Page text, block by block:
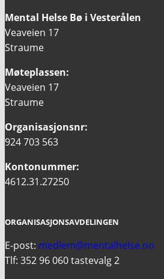
Mental Helse Bø i Vesterålen
Veaveien 17
Straume
Møteplassen:
Veaveien 17
Straume
Organisasjonsnr:
924 703 563
Kontonummer:
4612.31.27250
ORGANISASJONSAVDELINGEN
E-post: medlem@mentalhelse.no
Tlf: 352 96 060 tastevalg 2